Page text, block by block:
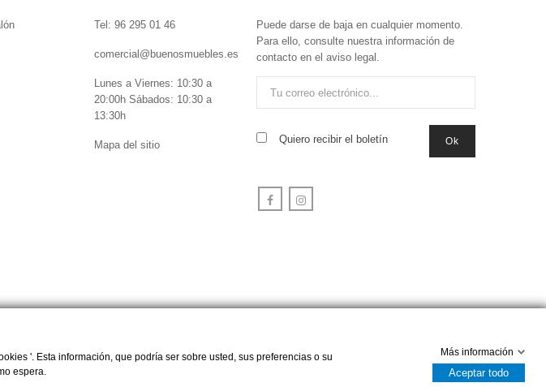
Tel: 96 295 01 46
comercial@buenosmuebles.es
Lunes a Viernes: 10:30 a
20:00h Sábados: 10:30 a
13:30h
Mapa del sitio
Puede darse de baja en cualquier momento.
Para ello, consulte nuestra información de
contacto en el aviso legal.
Quiero recibir el boletín
Facebook
'. Esta información, que podría ser sobre usted, sus preferencias o su
espera.
Más información
Aceptar todo